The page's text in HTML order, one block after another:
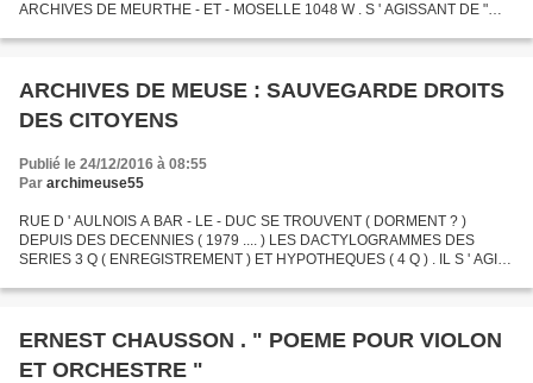
ARCHIVES DE MEURTHE - ET - MOSELLE 1048 W . S ' AGISSANT DE "
ALLIEES : PIECES DE COMPTABILITE...
ARCHIVES DE MEUSE : SAUVEGARDE DROITS
DES CITOYENS
Publié le 24/12/2016 à 08:55
Par archimeuse55
RUE D ' AULNOIS A BAR - LE - DUC SE TROUVENT ( DORMENT ? )
DEPUIS DES DECENNIES ( 1979 .... ) LES DACTYLOGRAMMES DES
SERIES 3 Q ( ENREGISTREMENT ) ET HYPOTHEQUES ( 4 Q ) . IL S ' AGIT
PROFESSIONNELS...
ERNEST CHAUSSON . " POEME POUR VIOLON
ET ORCHESTRE "